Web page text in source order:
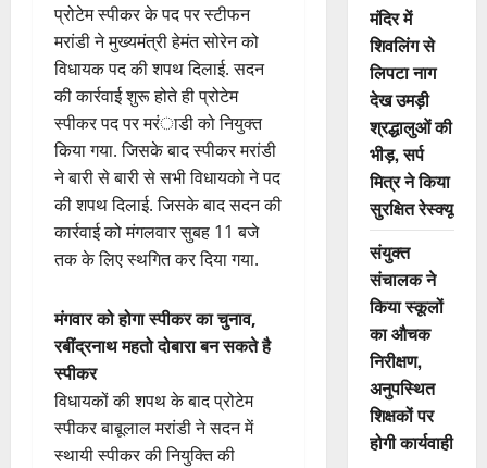
प्रोटेम स्पीकर के पद पर स्टीफन
मरांडी ने मुख्यमंत्री हेमंत सोरेन को
विधायक पद की शपथ दिलाई. सदन
की कार्रवाई शुरू होते ही प्रोटेम
स्पीकर पद पर मरंाडी को नियुक्त
किया गया. जिसके बाद स्पीकर मरांडी
ने बारी से बारी से सभी विधायको ने पद
की शपथ दिलाई. जिसके बाद सदन की
कार्रवाई को मंगलवार सुबह 11 बजे
तक के लिए स्थगित कर दिया गया.
मंगवार को होगा स्पीकर का चुनाव,
रबींद्रनाथ महतो दोबारा बन सकते है
स्पीकर
विधायकों की शपथ के बाद प्रोटेम
स्पीकर बाबूलाल मरांडी ने सदन में
स्थायी स्पीकर की नियुक्ति की
मंदिर में
शिवलिंग से
लिपटा नाग
देख उमड़ी
श्रद्धालुओं की
भीड़, सर्प
मित्र ने किया
सुरक्षित रेस्क्यू
संयुक्त
संचालक ने
किया स्कूलों
का औचक
निरीक्षण,
अनुपस्थित
शिक्षकों पर
होगी कार्यवाही